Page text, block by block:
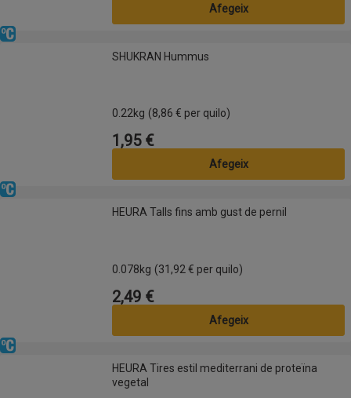
Afegeix
Refrigerat
SHUKRAN Hummus
0.22kg (8,86 € per quilo)
Preu
1,95 €
Afegeix
HEURA Talls fins amb gust de pernil
Refrigerat
HEURA Talls fins amb gust de pernil
0.078kg (31,92 € per quilo)
Preu
2,49 €
Afegeix
HEURA Tires estil mediterrani de proteïna vegetal
Refrigerat
HEURA Tires estil mediterrani de proteïna
vegetal